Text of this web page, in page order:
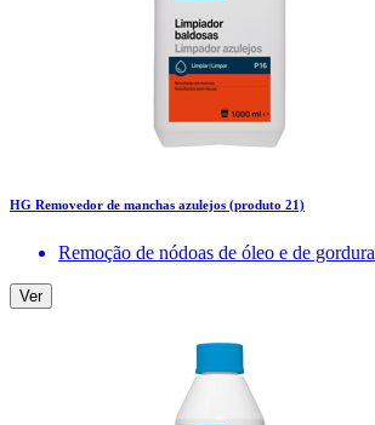
HG Removedor de manchas azulejos (produto 21)
Remoção de nódoas de óleo e de gordura
Ver